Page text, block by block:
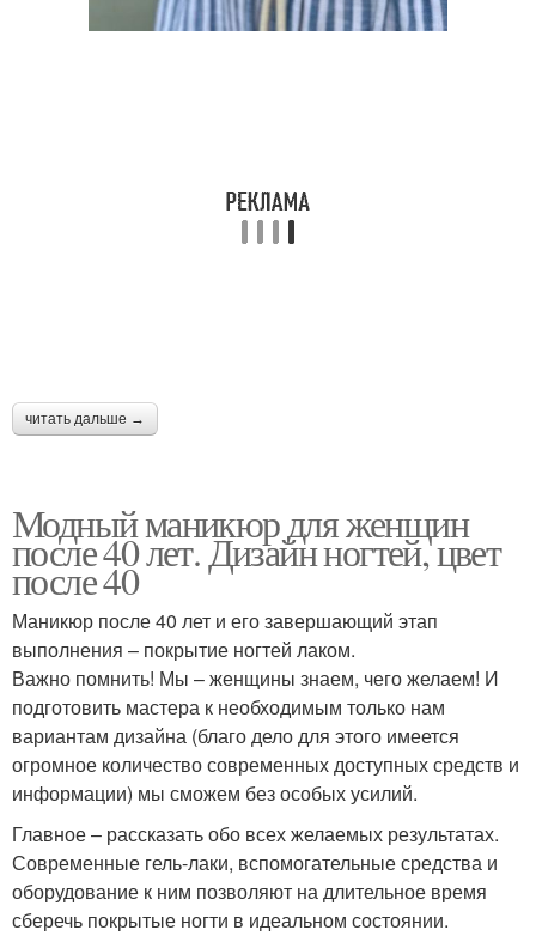
читать дальше →
Модный маникюр для женщин
после 40 лет. Дизайн ногтей, цвет
после 40
Маникюр после 40 лет и его завершающий этап
выполнения – покрытие ногтей лаком.
Важно помнить! Мы – женщины знаем, чего желаем! И
подготовить мастера к необходимым только нам
вариантам дизайна (благо дело для этого имеется
огромное количество современных доступных средств и
информации) мы сможем без особых усилий.
Главное – рассказать обо всех желаемых результатах.
Современные гель-лаки, вспомогательные средства и
оборудование к ним позволяют на длительное время
сберечь покрытые ногти в идеальном состоянии.